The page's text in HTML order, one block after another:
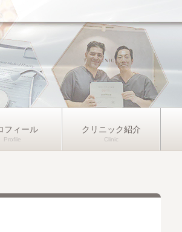
フィール クリニック紹介